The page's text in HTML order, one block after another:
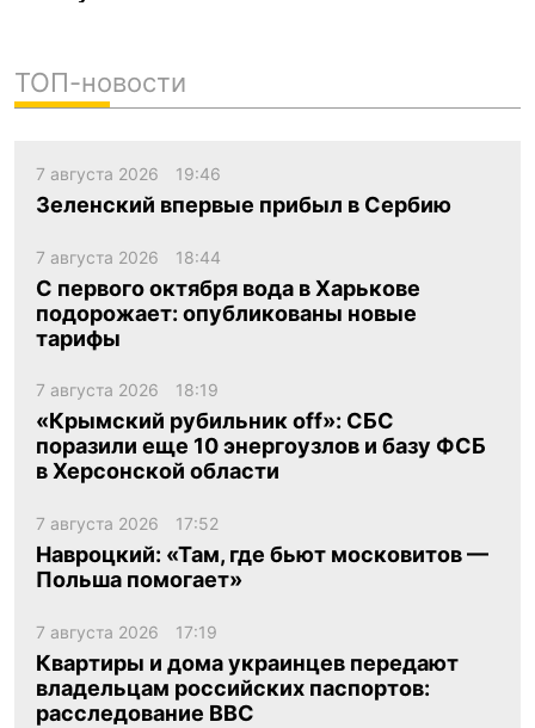
ТОП-новости
7 августа 2026 19:46
Зеленский впервые прибыл в Сербию
7 августа 2026 18:44
С первого октября вода в Харькове
подорожает: опубликованы новые
тарифы
7 августа 2026 18:19
«Крымский рубильник off»: СБС
поразили еще 10 энергоузлов и базу ФСБ
в Херсонской области
7 августа 2026 17:52
Навроцкий: «Там, где бьют московитов —
Польша помогает»
7 августа 2026 17:19
Квартиры и дома украинцев передают
владельцам российских паспортов:
расследование BBC